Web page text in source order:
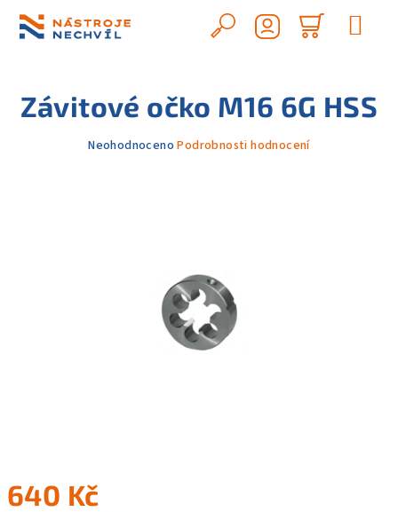
obsah
Hledat
košík
640 Kč
Závitové očko M16 6G HSS
Průměrné
Neohodnoceno Podrobnosti hodnocení